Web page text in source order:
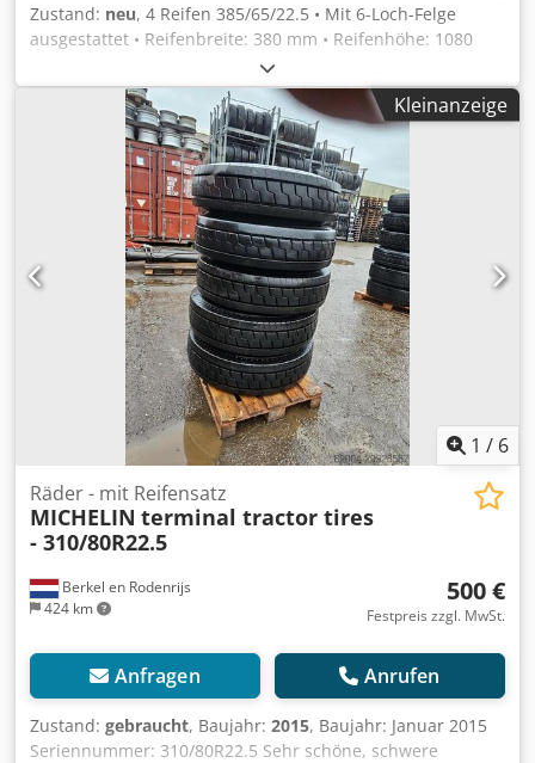
Zustand: neu, 4 Reifen 385/65/22.5 • Mit 6-Loch-Felge
ausgestattet • Reifenbreite: 380 mm • Reifenhöhe: 1080
mm Dodpfxozgnwuj Aagekr • Tragfähigkeit pro Reifen:
5000 kg Zustand: Neu
Kleinanzeige
1 / 6
Berkel en Rodenrijs
424 km
Räder - mit Reifensatz
MICHELIN terminal tractor tires
- 310/80R22.5
500 €
Festpreis zzgl. MwSt.
Anfragen Anrufen
Zustand: gebraucht, Baujahr: 2015, Baujahr: Januar 2015
Seriennummer: 310/80R22.5 Sehr schöne, schwere